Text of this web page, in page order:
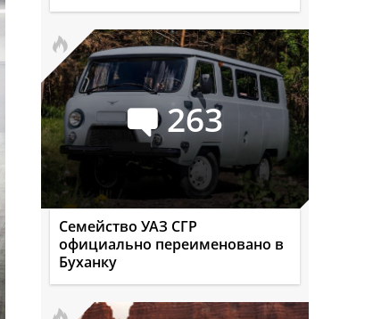
263
Семейство УАЗ СГР
официально переименовано в
Буханку